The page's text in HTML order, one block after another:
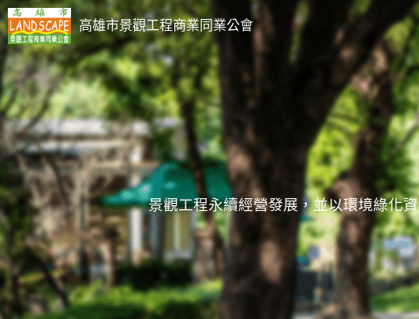
高雄市景觀工程商業同業公會
景觀工程永續經營發展，並以環境綠化